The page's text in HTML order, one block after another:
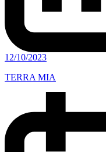
12/10/2023
TERRA MIA